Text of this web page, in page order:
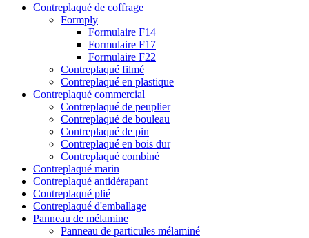
Contreplaqué de coffrage
Formply
Formulaire F14
Formulaire F17
Formulaire F22
Contreplaqué filmé
Contreplaqué en plastique
Contreplaqué commercial
Contreplaqué de peuplier
Contreplaqué de bouleau
Contreplaqué de pin
Contreplaqué en bois dur
Contreplaqué combiné
Contreplaqué marin
Contreplaqué antidérapant
Contreplaqué plié
Contreplaqué d'emballage
Panneau de mélamine
Panneau de particules mélaminé